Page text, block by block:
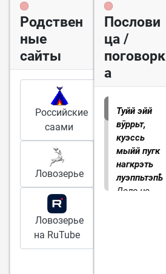
Родствен
ные
сайты
Российские
саами
Ловозерье
Ловозерье
на RuTube
Послови
ца /
поговорк
а
Туйй эйй
вӯррьт,
куэссь
мыйй пугк
нагкрэть
луэппьтэпҍ.
Дело не